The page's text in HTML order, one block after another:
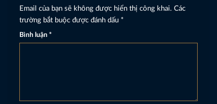
Email của bạn sẽ không được hiển thị công khai. Các
trường bắt buộc được đánh dấu *
Bình luận *